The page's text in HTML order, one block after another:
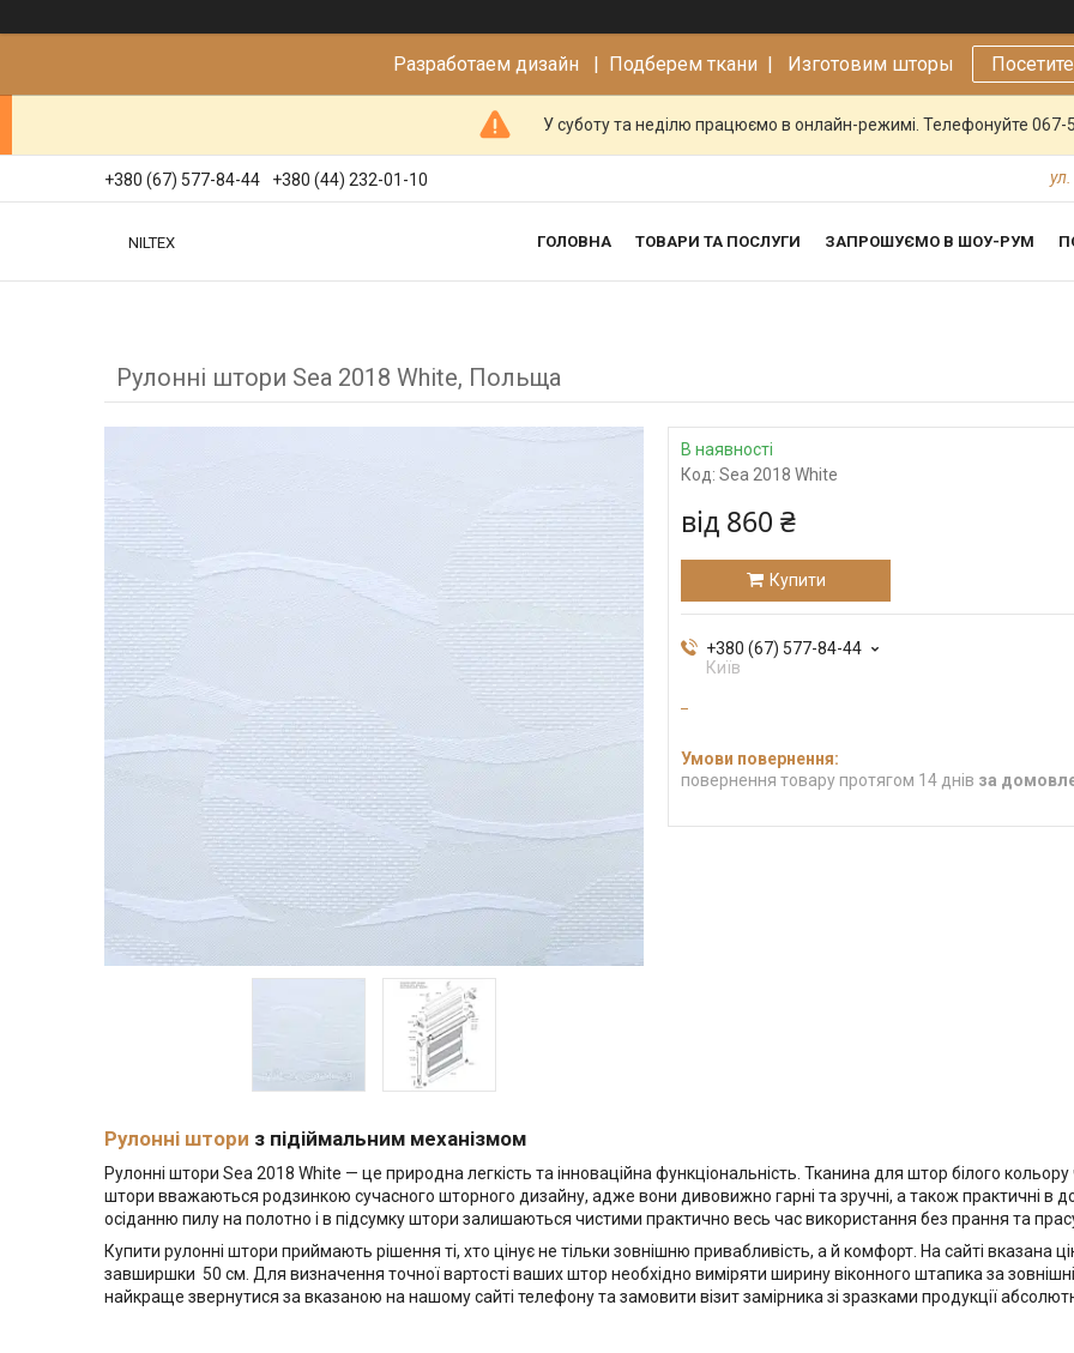
Разработаем дизайн | Подберем ткани | Изготовим шторы
У суботу та неділю працюємо в онлайн-режимі. Телефонуйте 067-
+380 (67) 577-84-44 +380 (44) 232-01-10
NILTEX ГОЛОВНА ТОВАРИ ТА ПОСЛУГИ ЗАПРОШУЄМО В ШОУ-РУМ
Рулонні штори Sea 2018 White, Польща
В наявності
Код: Sea 2018 White
від 860 ₴
Купити
+380 (67) 577-84-44
Київ
повернення товару протягом 14 днів за
Рулонні штори з підіймальним механізмом
Рулонні штори Sea 2018 White — це природна легкість та інноваційна функціональність. Тканина для штор білого кольору
штори вважаються родзинкою сучасного шторного дизайну, адже вони дивовижно гарні та зручні, а також практичні в
осіданню пилу на полотно і в підсумку штори залишаються чистими практично весь час використання без прання та
Купити рулонні штори приймають рішення ті, хто цінує не тільки зовнішню привабливість, а й комфорт. На сайті вказана
завширшки 50 см. Для визначення точної вартості ваших штор необхідно виміряти ширину віконного штапика за
найкраще звернутися за вказаною на нашому сайті телефону та замовити візит замірника зі зразками продукції